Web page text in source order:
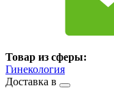
Товар из сферы:
Гинекология
Доставка в